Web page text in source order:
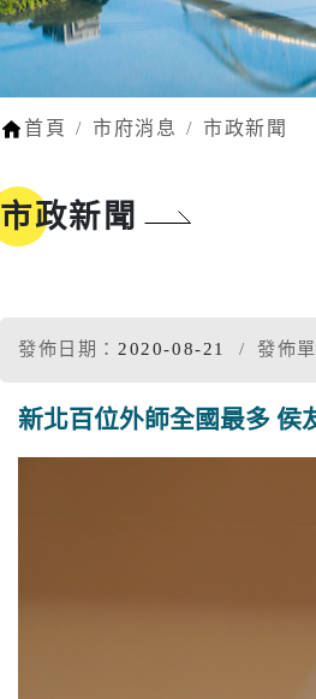
文化
姊妹市及
友好城市
新北市標
誌
區公所
行動APP
常見問答
參與式預算
醫
育
工商 醫療
衛
首頁 市府消息 市政新聞
市政新聞
發佈日期： 2020-08-21 發佈
新北百位外師全國最多 侯